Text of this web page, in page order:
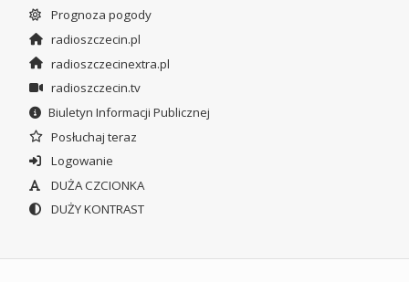
Prognoza pogody
radioszczecin.pl
radioszczecinextra.pl
radioszczecin.tv
Biuletyn Informacji Publicznej
Posłuchaj teraz
Logowanie
DUŻA CZCIONKA
DUŻY KONTRAST